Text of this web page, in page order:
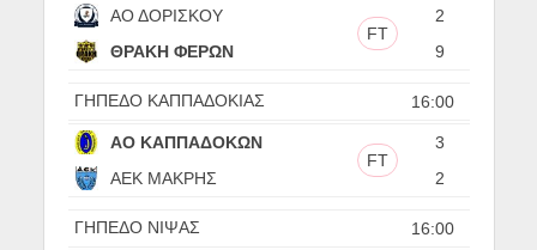
ΑΟ ΔΟΡΙΣΚΟΥ
2
FT
ΘΡΑΚΗ ΦΕΡΩΝ
9
16:00
ΓΗΠΕΔΟ ΚΑΠΠΑΔΟΚΙΑΣ
ΑΟ ΚΑΠΠΑΔΟΚΩΝ
3
FT
ΑΕΚ ΜΑΚΡΗΣ
2
16:00
ΓΗΠΕΔΟ ΝΙΨΑΣ